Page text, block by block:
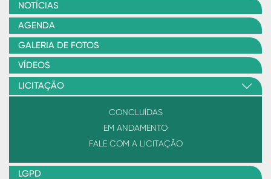
NOTÍCIAS
AGENDA
GALERIA DE FOTOS
VÍDEOS
LICITAÇÃO
CONCLUÍDAS
EM ANDAMENTO
FALE COM A LICITAÇÃO
LGPD